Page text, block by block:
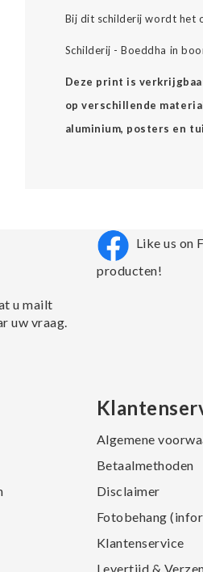
Bij dit schilderij wordt het
Schilderij - Boeddha in
Deze print is
op verschillende
aluminium, posters en
u mailt
uw vraag.
Like us on
producten!
Algemene
Betaalmethoden
Disclaimer
Fotobehang
Klantenservice
Levertijd &